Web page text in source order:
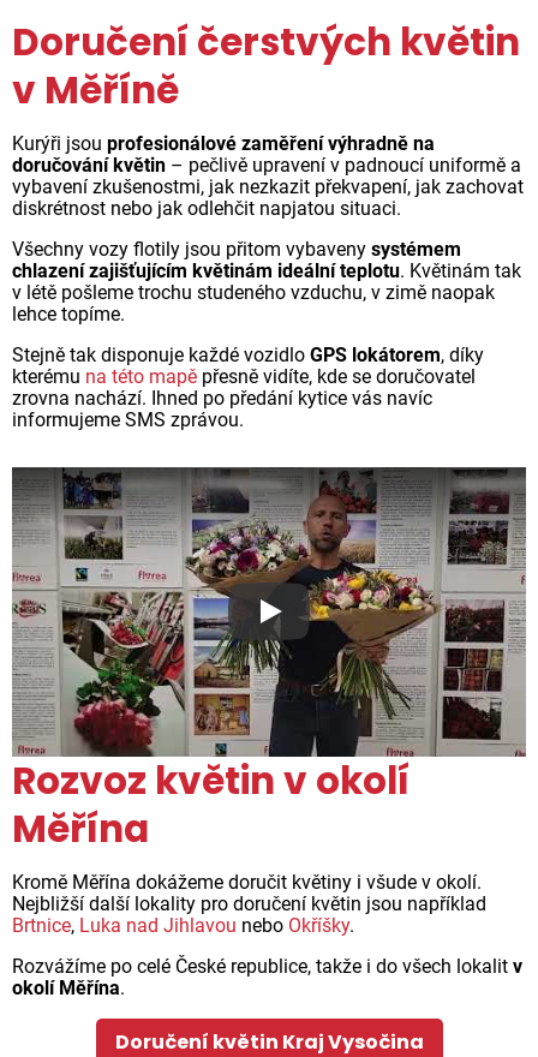
Doručení čerstvých květin
v Měříně
Kurýři jsou profesionálové zaměření výhradně na
doručování květin – pečlivě upravení v padnoucí uniformě a
vybavení zkušenostmi, jak nezkazit překvapení, jak zachovat
diskrétnost nebo jak odlehčit napjatou situaci.
Všechny vozy flotily jsou přitom vybaveny systémem
chlazení zajišťujícím květinám ideální teplotu. Květinám tak
v létě pošleme trochu studeného vzduchu, v zimě naopak
lehce topíme.
Stejně tak disponuje každé vozidlo GPS lokátorem, díky
kterému na této mapě přesně vidíte, kde se doručovatel
zrovna nachází. Ihned po předání kytice vás navíc
informujeme SMS zprávou.
Proč jsou květiny z Florea
Rozvoz květin v okolí
Měřína
Kromě Měřína dokážeme doručit květiny i všude v okolí.
Nejbližší další lokality pro doručení květin jsou například
Brtnice, Luka nad Jihlavou nebo Okříšky.
Rozvážíme po celé České republice, takže i do všech lokalit v
okolí Měřína.
Doručení květin Kraj Vysočina